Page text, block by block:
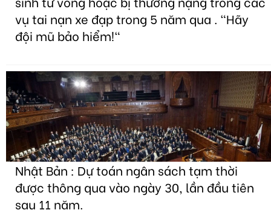
vụ tai nạn xe đạp trong 5 năm qua . "Hãy
đội mũ bảo hiểm!"
Nhật Bản : Dự toán ngân sách tạm thời
được thông qua vào ngày 30, lần đầu tiên
sau 11 năm.